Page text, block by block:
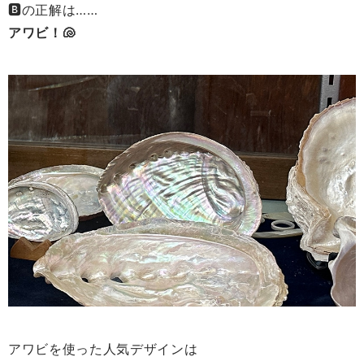
🅱の正解は……
アワビ！🐚
アワビを使った人気デザインは